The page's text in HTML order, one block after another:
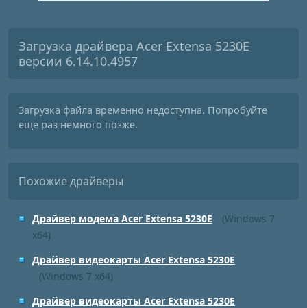
Загрузка драйвера Acer Extensa 5230E
версии 6.14.10.4957
Загрузка файла временно недоступна. Попробуйте
еще раз немного позже.
Похожие драйверы
Драйвер модема Acer Extensa 5230E
(Windows 7
x64)
Драйвер видеокарты Acer Extensa 5230E
(Windows 7 x64)
Драйвер видеокарты Acer Extensa 5230E